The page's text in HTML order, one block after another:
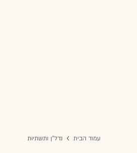
עמוד הבית נדל"ן ותשתיות